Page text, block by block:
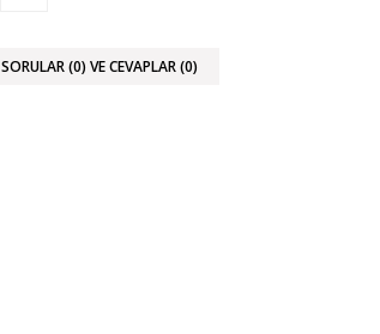
SORULAR (0) VE CEVAPLAR (0)